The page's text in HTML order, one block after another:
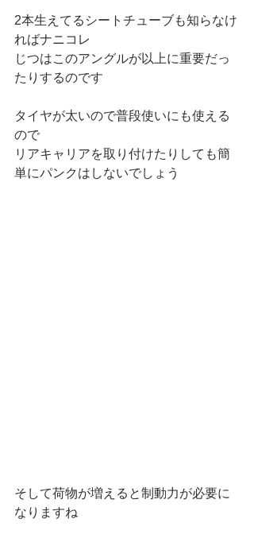
2本生えてるシートチューブも知らなけ
ればナニコレ
じつはこのアングルが以上に重要だっ
たりするのです
タイヤが太いので普段使いにも使える
ので
リアキャリアを取り付けたりしても簡
単にパンクはしないでしょう
そして荷物が増えると制動力が必要に
なりますね